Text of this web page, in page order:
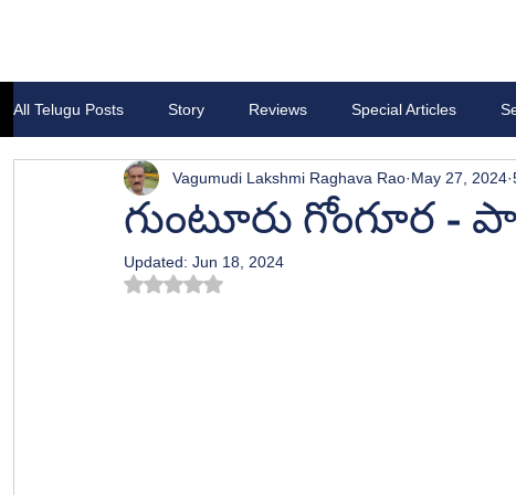
All Telugu Posts Story Reviews Special Articles
గుంటూరు గోంగూర -
Vagumudi Lakshmi Raghava Rao May 27, 2024
Updated: Jun 18, 2024
Rated NaN out of 5 stars.